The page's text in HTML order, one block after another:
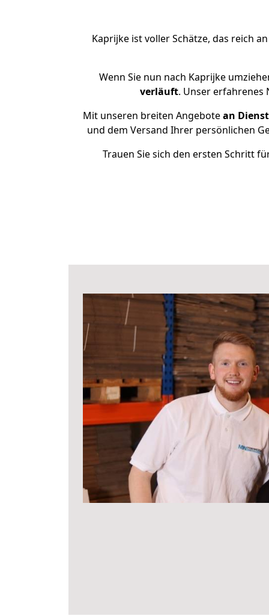
Kaprijke ist voller Schätze, das reich
Wenn Sie nun nach Kaprijke
verläuft. Unser erfahrenes
Mit unseren breiten Angebotean
und dem Versand Ihrer persönlichen
Trauen Sie sich den ersten Schritt